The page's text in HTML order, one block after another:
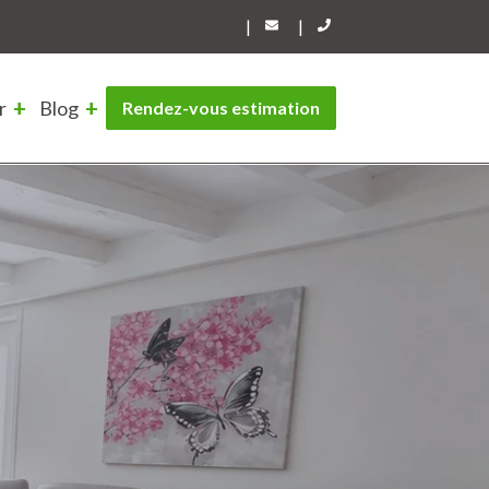
| |
Blog Rendez-vous estimation